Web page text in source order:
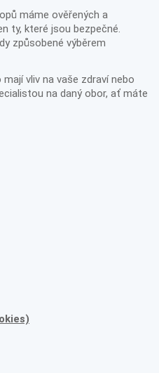
máme ověřených a
ty, které jsou bezpečné.
způsobené výběrem
vliv na vaše zdraví nebo
na daný obor, ať máte